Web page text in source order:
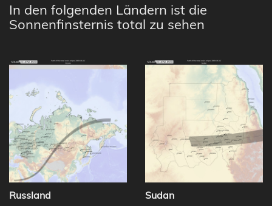
In den folgenden Ländern ist die
Sonnenfinsternis total zu sehen
Russland Sudan